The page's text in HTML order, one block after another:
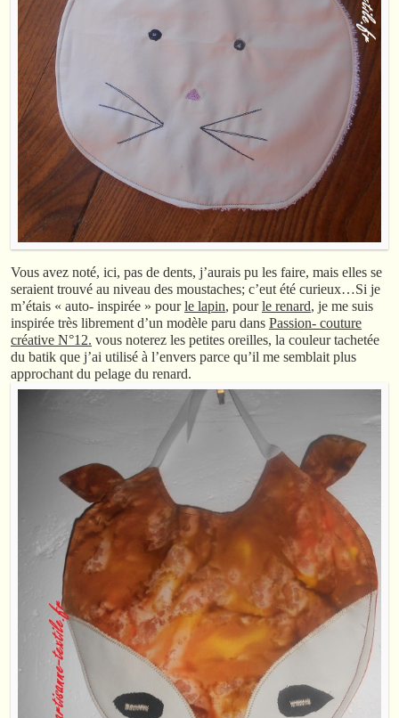
Vous avez noté, ici, pas de dents, j’aurais pu les faire, mais elles se
seraient trouvé au niveau des moustaches; c’eut été curieux…Si je
m’étais « auto- inspirée » pourle lapin, pourle renard, je me suis
inspirée très librement d’un modèle paru dans Passion- couture
créative N°12. vous noterez les petites oreilles, la couleur tachetée
du batik que j’ai utilisé à l’envers parce qu’il me semblait plus
approchant du pelage du renard.